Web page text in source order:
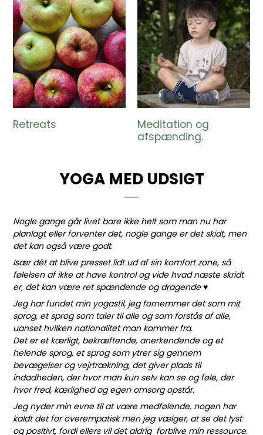
Retreats
Meditation og
afspænding.
YOGA MED UDSIGT
Nogle gange går livet bare ikke helt som man nu har
planlagt eller forventer det, nogle gange er det skidt, men
det kan også være godt.
Især dét at blive presset lidt ud af sin komfort zone, så
følelsen af ikke at have kontrol og vide hvad næste skridt
er, det kan være ret spændende og dragende ♥
Jeg har fundet min yogastil, jeg fornemmer det som mit
sprog, et sprog som taler til alle og som forstås af alle,
uanset hvilken nationalitet man kommer fra.
Det er et kærligt, bekræftende, anerkendende og et
helende sprog, et sprog som ytrer sig gennem
bevægelser og vejrtrækning, det giver plads til
indadheden, der hvor man kun selv kan se og føle, der
hvor fred, kærlighed og egen omsorg opstår.
Jeg nyder min evne til at være medfølende, nogen har
kaldt det for overempatisk men jeg vælger, at se det lyst
og positivt, fordi ellers vil det aldrig forblive min ressource.